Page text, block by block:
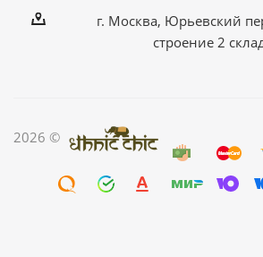
г. Москва, Юрьевский
строение 2
2026 ©